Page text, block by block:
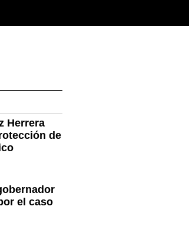
Herrera
de
el caso